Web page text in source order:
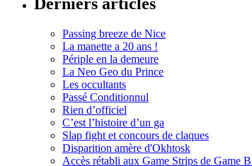
Passing breeze de Nice
La manette a 20 ans !
Périple en la demeure
La Neo Geo du Prince
Les occultants
Passé Conditionnul
Rien d’officiel
C’est l’histoire d’un ga
Slap fight et concours de claques
Disparition amère d'Okhtosk
Accès rétabli aux Game Strips de Game